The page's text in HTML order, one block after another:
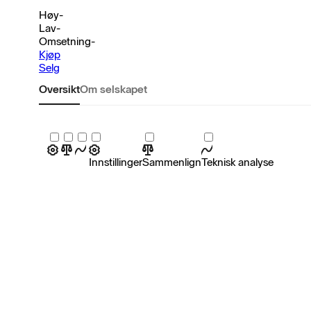
Høy-
Lav-
Omsetning-
Kjøp
Selg
OversiktOm selskapet
InnstillingerSammenlignTeknisk analyse